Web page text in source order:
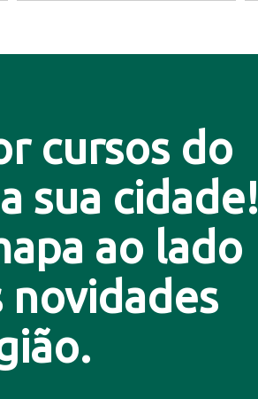
cursos do
sua cidade!
ao lado
novidades